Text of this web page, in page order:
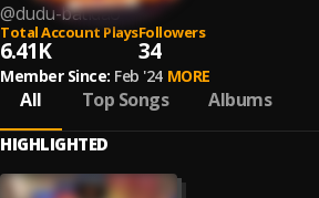
@dudu-batidao
Total Account Plays
6.41K
Followers
34
Member Since: Feb '24 MORE
All Top Songs Albums
HIGHLIGHTED